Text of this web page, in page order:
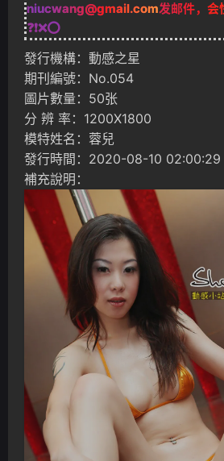
niucwang@gmail.com发邮件，会
❓❗❌⭕
發行機構：動感之星
期刊編號：No.054
圖片數量：50张
分 辨 率：1200X1800
模特姓名：蓉兒
發行時間：2020-08-10 02:00:29
補充說明：